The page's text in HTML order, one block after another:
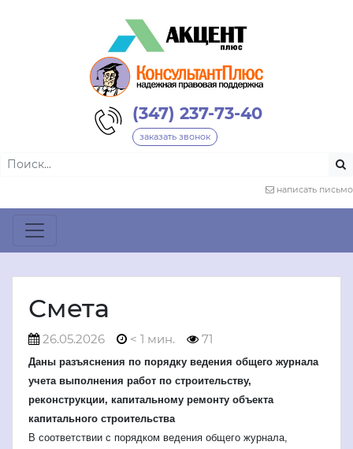
(347) 237-73-40
заказать звонок
написать письмо
Смета
26.05.2026 < 1 мин. 71
Даны разъяснения по порядку ведения общего журнала
учета выполнения работ по строительству,
реконструкции, капитальному ремонту объекта
капитального строительства
В соответствии с порядком ведения общего журнала,